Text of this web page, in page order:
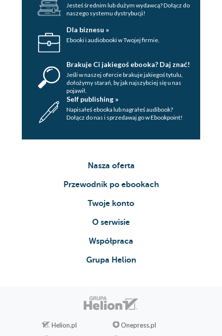
Jesteś średnim lub dużym wydawcą? Dołącz do
naszego systemu dystrybucji!
Dla biznesu »
Ebooki i audiobooki w Twojej firmie.
Brakuje Ci jakiegoś ebooka? Daj znać!
Jeśli w naszej ofercie brakuje jakiegoś tytulu,
dołożymy starań, by jak najszybciej się u nas
pojawił.
Self publishing »
Napisałeś ebooka lub nagrałeś audibook?
Dołącz do nas i sprzedawaj go w Ebookpoint!
Nasza oferta
Przewodnik po ebookach
Twoje konto
O serwisie
Współpraca
Grupa Helion
Helion.pl Onepress.pl